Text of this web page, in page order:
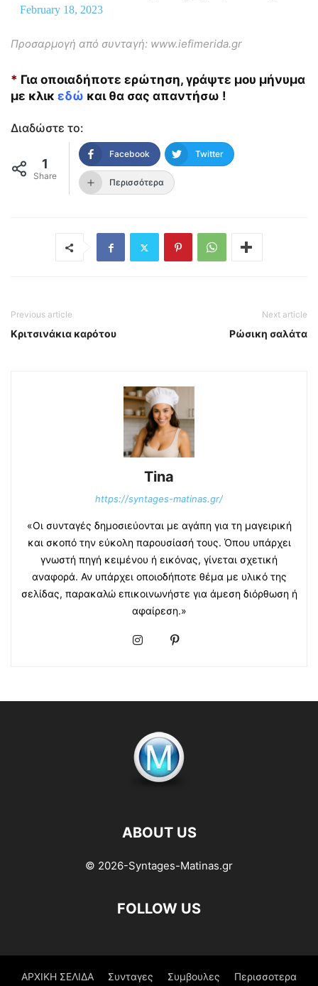
February 18, 2023
Προσαρμογή από συνταγή: www.iefimerida.gr
* Για οποιαδήποτε ερώτηση, γράψτε μου μήνυμα
με κλικ εδώ και θα σας απαντήσω !
Διαδώστε το:
1
Share
Facebook Twitter
Περισσότερα
Previous article
Κριτσινάκια καρότου
Next article
Ρώσικη σαλάτα
Tina
https://syntages-matinas.gr/
«Οι συνταγές δημοσιεύονται με αγάπη για τη μαγειρική
και σκοπό την εύκολη παρουσίασή τους. Όπου υπάρχει
γνωστή πηγή κειμένου ή εικόνας, γίνεται σχετική
αναφορά. Αν υπάρχει οποιοδήποτε θέμα με υλικό της
σελίδας, παρακαλώ επικοινωνήστε για άμεση διόρθωση ή
αφαίρεση.»
ABOUT US
© 2026-Syntages-Matinas.gr
FOLLOW US
ΑΡΧΙΚΗ ΣΕΛΙΔΑ Συνταγες Συμβουλες Περισσοτερα